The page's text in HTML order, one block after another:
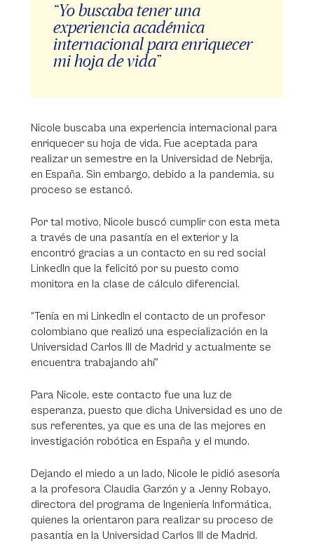
“Yo buscaba tener una
experiencia académica
internacional para enriquecer
mi hoja de vida”
Nicole buscaba una experiencia internacional para
enriquecer su hoja de vida. Fue aceptada para
realizar un semestre en la Universidad de Nebrija,
en España. Sin embargo, debido a la pandemia, su
proceso se estancó.
Por tal motivo, Nicole buscó cumplir con esta meta
a través de una pasantía en el exterior y la
encontró gracias a un contacto en su red social
LinkedIn que la felicitó por su puesto como
monitora en la clase de cálculo diferencial.
“Tenía en mi LinkedIn el contacto de un profesor
colombiano que realizó una especialización en la
Universidad Carlos III de Madrid y actualmente se
encuentra trabajando ahí”
Para Nicole, este contacto fue una luz de
esperanza, puesto que dicha Universidad es uno de
sus referentes, ya que es una de las mejores en
investigación robótica en España y el mundo.
Dejando el miedo a un lado, Nicole le pidió asesoría
a la profesora Claudia Garzón y a Jenny Robayo,
directora del programa de Ingeniería Informática,
quienes la orientaron para realizar su proceso de
pasantía en la Universidad Carlos III de Madrid.